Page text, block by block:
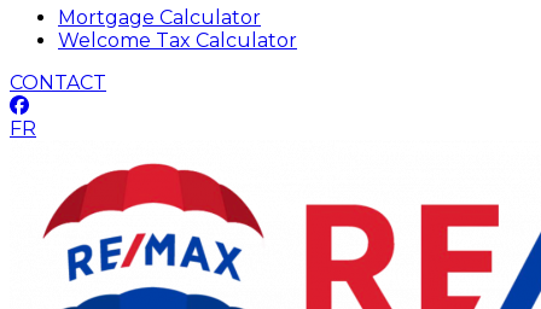
Mortgage Calculator
Welcome Tax Calculator
CONTACT
FR